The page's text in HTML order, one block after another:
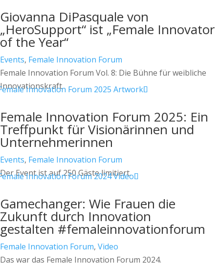
Giovanna DiPasquale von
„HeroSupport“ ist „Female Innovator
of the Year“
Events, Female Innovation Forum
Female Innovation Forum Vol. 8: Die Bühne für weibliche
Innovationskraft
Female Innovation Forum 2025: Ein
Treffpunkt für Visionärinnen und
Unternehmerinnen
Events, Female Innovation Forum
Der Event ist auf 250 Gäste limitiert.
Gamechanger: Wie Frauen die
Zukunft durch Innovation
gestalten #femaleinnovationforum
Female Innovation Forum, Video
Das war das Female Innovation Forum 2024.